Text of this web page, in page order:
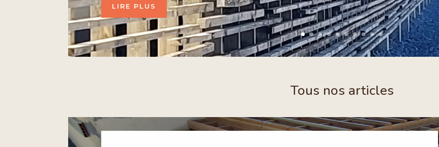
LIRE PLUS
Tous nos articles